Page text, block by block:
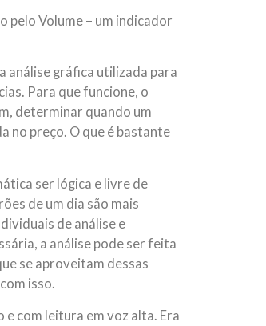
pelo Volume – um indicador
análise gráfica utilizada para
Para que funcione, o
determinar quando um
no preço. O que é bastante
ser lógica e livre de
de um dia são mais
de análise e
a análise pode ser feita
se aproveitam dessas
isso.
com leitura em voz alta. Era